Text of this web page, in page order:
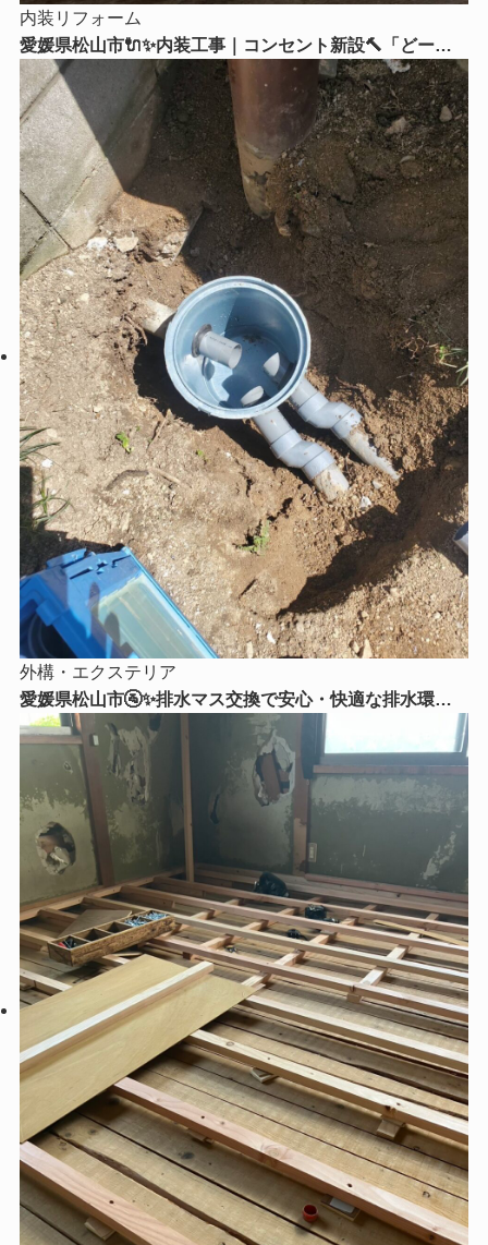
内装リフォーム
愛媛県松山市🔌✨内装工事｜コンセント新設🔨「どーー
してもここにコンセントが欲しい！」そんなお悩みはリ
フォームストアにご相談ください😊
外構・エクステリア
愛媛県松山市🚰✨排水マス交換で安心・快適な排水環境
へ！古くなった排水マスを新しく交換しました✨🔧